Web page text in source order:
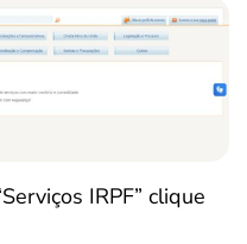
IRPF” clique